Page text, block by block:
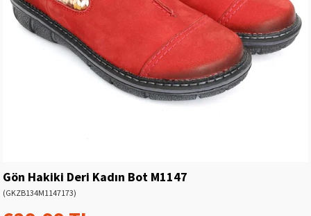
Gön Hakiki Deri Kadın Bot M1147
(GKZB134M1147173)